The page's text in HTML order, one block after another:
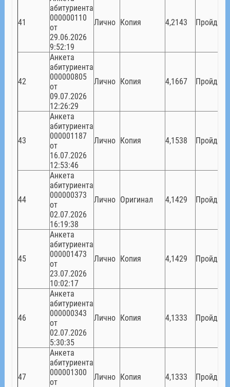
41
абитуриента
000000110
от
29.06.2026
9:52:19
Лично Копия 4,2143
42
Анкета
абитуриента
000000805
от
09.07.2026
12:26:29
Лично Копия 4,1667
43
Анкета
абитуриента
000001187
от
16.07.2026
12:53:46
Лично Копия 4,1538
44
Анкета
абитуриента
000000373
от
02.07.2026
16:19:38
Лично Оригинал 4,1429
45
Анкета
абитуриента
000001473
от
23.07.2026
10:02:17
Лично Копия 4,1429
46
Анкета
абитуриента
000000343
от
02.07.2026
5:30:35
Лично Копия 4,1333
47
Анкета
абитуриента
000001300
от
Лично Копия 4,1333